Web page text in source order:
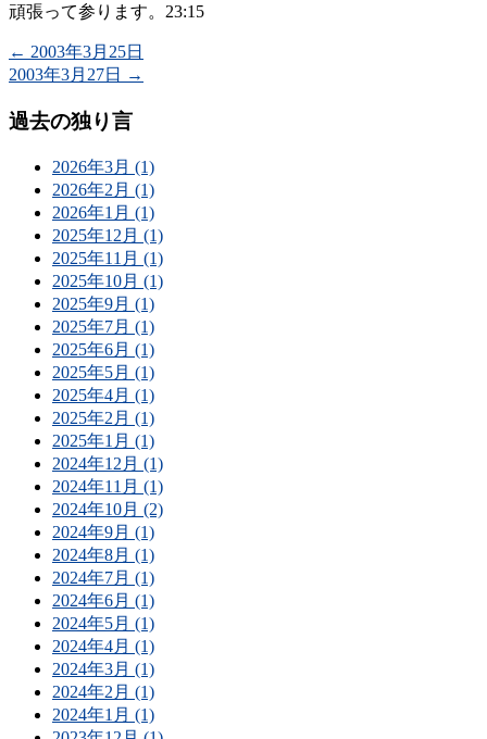
頑張って参ります。23:15
← 2003年3月25日
2003年3月27日
→
過去の独り言
2026年3月 (1)
2026年2月 (1)
2026年1月 (1)
2025年12月 (1)
2025年11月 (1)
2025年10月 (1)
2025年9月 (1)
2025年7月 (1)
2025年6月 (1)
2025年5月 (1)
2025年4月 (1)
2025年2月 (1)
2025年1月 (1)
2024年12月 (1)
2024年11月 (1)
2024年10月 (2)
2024年9月 (1)
2024年8月 (1)
2024年7月 (1)
2024年6月 (1)
2024年5月 (1)
2024年4月 (1)
2024年3月 (1)
2024年2月 (1)
2024年1月 (1)